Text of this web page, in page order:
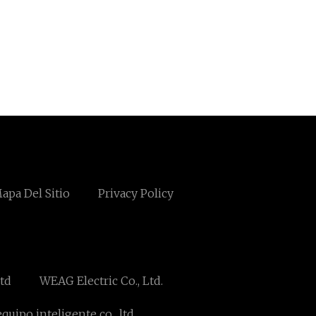
Del Sitio Privacy Policy
WEAG Electric Co., Ltd.